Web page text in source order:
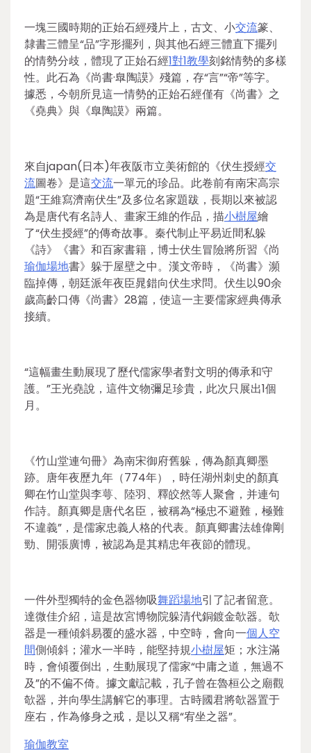
一塊三國時期的正始石經殘片上，古文、小交流篆、
隸書三體呈“品”字形擺列，與其他石經三體直下擺列
的情勢分歧，體現了正始石經1對1教學刻銘情勢的多樣
性。此石為《尚書·臯陶謨》殘篇，存“言”“帝”等字。
據悉，今朝所見這一情勢的正始石經僅有《尚書》之
《堯典》與《臯陶謨》兩篇。
來自japan(日本)年夜阪市立美術館的《伏生授經交
流圖卷》是這交流一單元的珍品。此卷前有南宋高宗
題“王維寫濟南伏生”及多位名家題跋，長期以來被認
為是唐代有名詩人、畫家王維的作品，描小樹屋繪
了“伏生授經”的傳奇故事。秦代制止平易近間私躲
《詩》《書》和百家書籍，博士伏生冒險將所習《尚
瑜伽場地書》躲于屋壁之中。漢文帝時，《尚書》瀕
臨掉傳，朝廷派年夜臣晁錯向伏生求問。伏生以90余
歲高齡口傳《尚書》28篇，使這一主要儒家經典傳承
接續。
“這幅畫生動展現了歷代儒家學者對文明的傳承和守
護。”王光堯說，這件文物彌足珍貴，此次只展出1個
月。
《竹山堂連句冊》為南宋御府舊躲，傳為顏真卿墨
跡。唐年夜歷九年（774年），時任湖州刺史的顏真
卿在竹山堂與李萼、陸羽、釋皎然等人聚會，并連句
作詩。顏真卿是唐代名臣，被稱為“極忠不避難，極難
不違義”，是儒家忠義人格的代表。顏真卿書法雄偉剛
勁、開張廣博，被認為是其精忠年夜節的體現。
一件外型獨特的金色器物吸舞蹈場地引了記者留意。
達微佳介紹，這是故宮博物院躲清代銅鍍金欹器。欹
器是一種傾斜易覆的盛水器，中空時，會向一個人空
間側傾斜；灌水一半時，能堅持規小樹屋矩；水注滿
時，會傾覆倒出，生動展現了儒家“中庸之道，無過不
及”的不偏不倚。據文獻記載，孔子曾在魯桓公之廟觀
欹器，并向學生講解它的事理。古時國君將欹器置于
座右，作為修身之戒，是以又稱“宥坐之器”。
瑜伽教室